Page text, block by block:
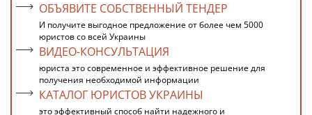
ОБЪЯВИТЕ СОБСТВЕННЫЙ ТЕНДЕР
И получите выгодное предложение от более чем 5000
юристов со всей Украины
ВИДЕО-КОНСУЛЬТАЦИЯ
юриста это современное и эффективное решение для
получения необходимой информации
КАТАЛОГ ЮРИСТОВ УКРАИНЫ
это эффективный способ найти надежного и